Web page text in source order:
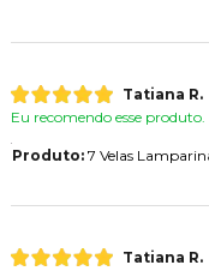
Tatiana R.
Eu recomendo esse produto.
Produto:7 Velas
Tatiana R.